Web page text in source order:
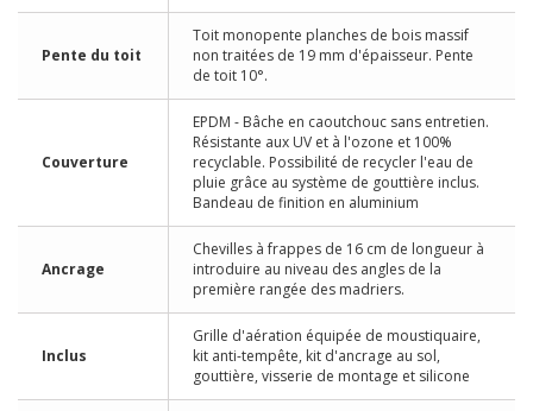
Pente du toit
Toit monopente planches de bois massif
non traitées de 19 mm d'épaisseur. Pente
de toit 10°.
Couverture
EPDM - Bâche en caoutchouc sans entretien.
Résistante aux UV et à l'ozone et 100%
recyclable. Possibilité de recycler l'eau de
pluie grâce au système de gouttière inclus.
Bandeau de finition en aluminium
Ancrage
Chevilles à frappes de 16 cm de longueur à
introduire au niveau des angles de la
première rangée des madriers.
Inclus
Grille d'aération équipée de moustiquaire,
kit anti-tempête, kit d'ancrage au sol,
gouttière, visserie de montage et silicone